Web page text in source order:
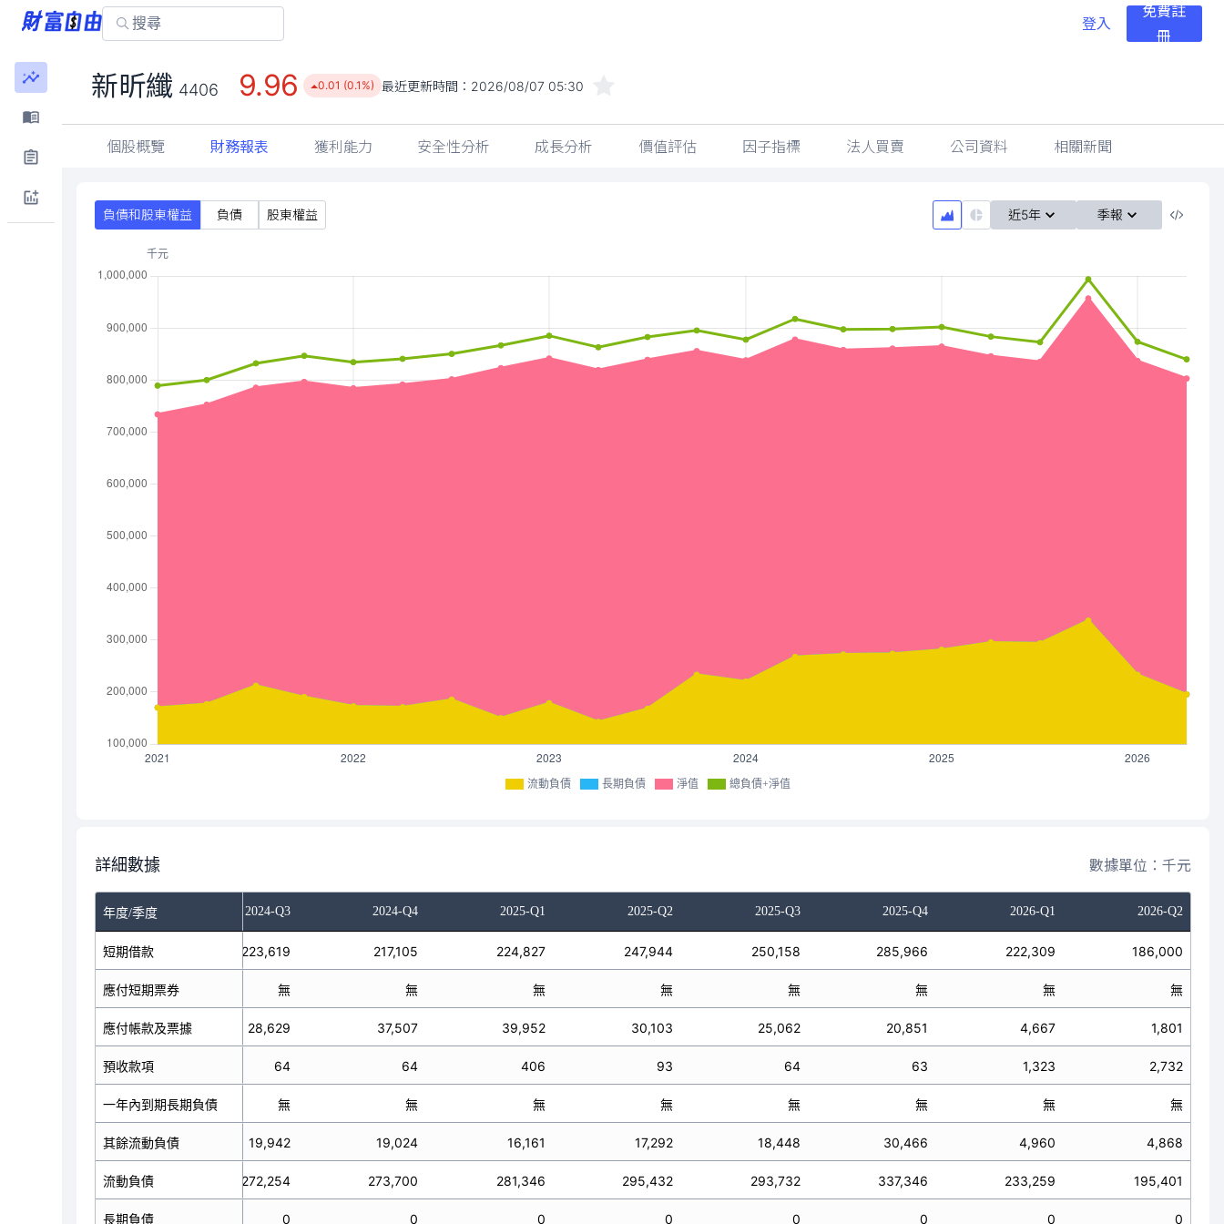
登入
免費註
冊
新昕纖 4406 9.96 0.01 (0.1%) 最近更新時間： 2026/08/07 05:30
個股概覽 財務報表 獲利能力 安全性分析 成長分析 價值評估 因子指標 法人買賣 公司資料 相關新聞
負債和股東權益 負債 股東權益 近5年 季報
流動負債 長期負債 淨值 總負債+淨值
詳細數據 數據單位：千元
年度/季度
2024-Q2 2024-Q3 2024-Q4 2025-Q1 2025-Q2 2025-Q3 2025-Q4 2026-Q1 2026-Q2
短期借款
應付短期票券
應付帳款及票據
預收款項
一年內到期長期負債
其餘流動負債
流動負債
長期負債
214,294 223,619 217,105 224,827 247,944 250,158 285,966 222,309 186,000
無 無 無 無 無 無 無 無 無
37,487 28,629 37,507 39,952 30,103 25,062 20,851 4,667 1,801
132 64 64 406 93 64 63 1,323 2,732
無 無 無 無 無 無 無 無 無
15,749 19,942 19,024 16,161 17,292 18,448 30,466 4,960 4,868
267,662 272,254 273,700 281,346 295,432 293,732 337,346 233,259 195,401
0 0 0 0 0 0 0 0